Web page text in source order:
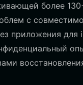
более
с
приложения